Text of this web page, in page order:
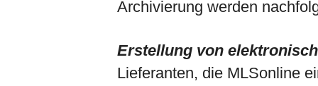
Archivierung werden
Erstellung von
Lieferanten, die MLSonline